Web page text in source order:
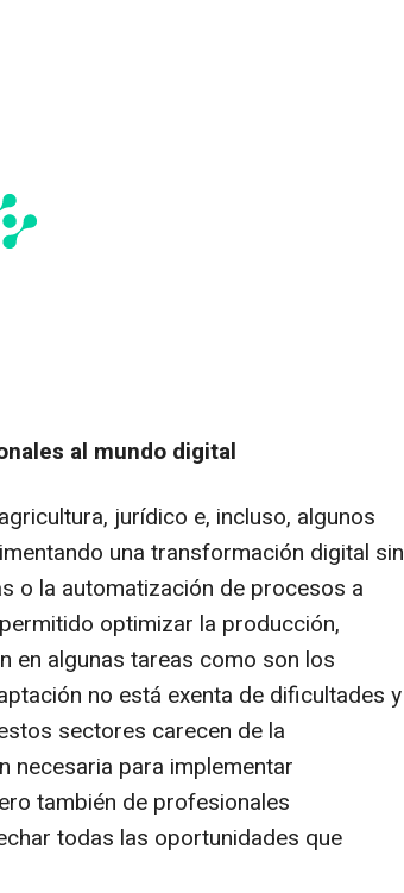
al mundo digital
jurídico e, incluso, algunos
una transformación digital sin
o la automatización de procesos a
optimizar la producción,
en algunas tareas como son los
no está exenta de dificultades y
sectores carecen de la
necesaria para implementar
también de profesionales
todas las oportunidades que